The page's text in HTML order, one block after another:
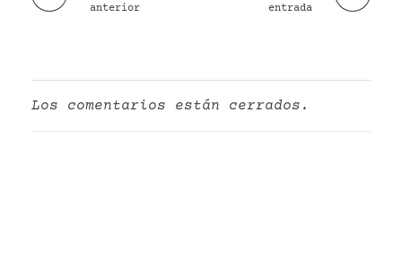
anterior
entrada
Los comentarios están cerrados.